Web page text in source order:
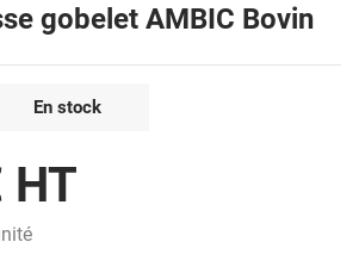
gobelet AMBIC Bovin
En stock
HT